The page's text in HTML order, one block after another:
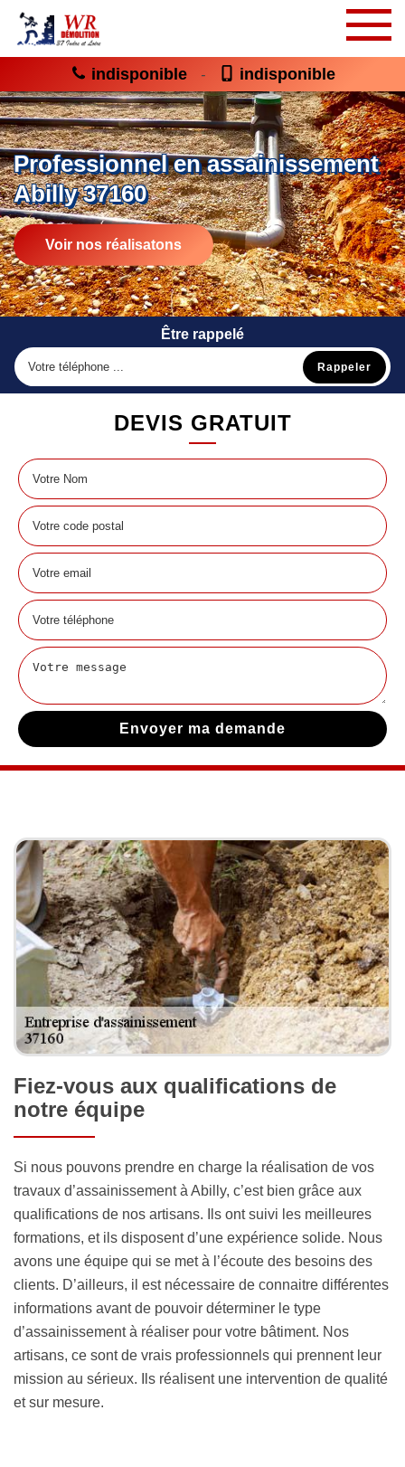
indisponible - indisponible
Professionnel en assainissement
Abilly 37160
Voir nos réalisatons
Être rappelé
DEVIS GRATUIT
Fiez-vous aux qualifications de
notre équipe
Si nous pouvons prendre en charge la réalisation de vos
travaux d’assainissement à Abilly, c’est bien grâce aux
qualifications de nos artisans. Ils ont suivi les meilleures
formations, et ils disposent d’une expérience solide. Nous
avons une équipe qui se met à l’écoute des besoins des
clients. D’ailleurs, il est nécessaire de connaitre différentes
informations avant de pouvoir déterminer le type
d’assainissement à réaliser pour votre bâtiment. Nos
artisans, ce sont de vrais professionnels qui prennent leur
mission au sérieux. Ils réalisent une intervention de qualité
et sur mesure.